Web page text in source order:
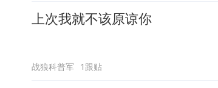
上次我就不该原谅你
战狼科普军 1跟贴